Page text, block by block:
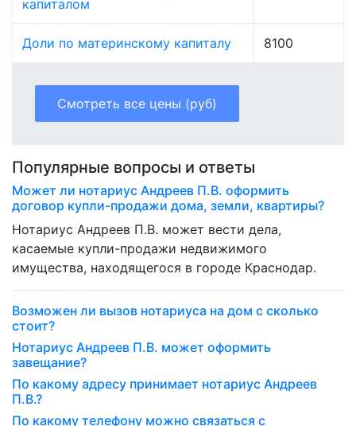
капиталом
Доли по материнскому капиталу 8100
Смотреть все цены (руб)
Популярные вопросы и ответы
Может ли нотариус Андреев П.В. оформить
договор купли-продажи дома, земли, квартиры?
Нотариус Андреев П.В. может вести дела,
касаемые купли-продажи недвижимого
имущества, находящегося в городе Краснодар.
Возможен ли вызов нотариуса на дом с сколько
стоит?
Нотариус Андреев П.В. может оформить
завещание?
По какому адресу принимает нотариус Андреев
П.В.?
По какому телефону можно связаться с